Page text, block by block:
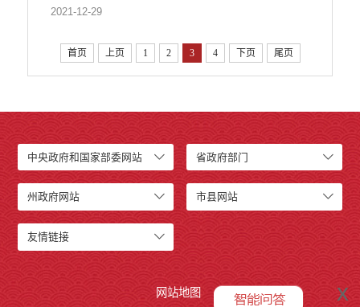
2021-12-29
首页 上页 1 2 3 4 下页 尾页
中央政府和国家部委网站 省政府部门
州政府网站 市县网站
友情链接
x
网站地图